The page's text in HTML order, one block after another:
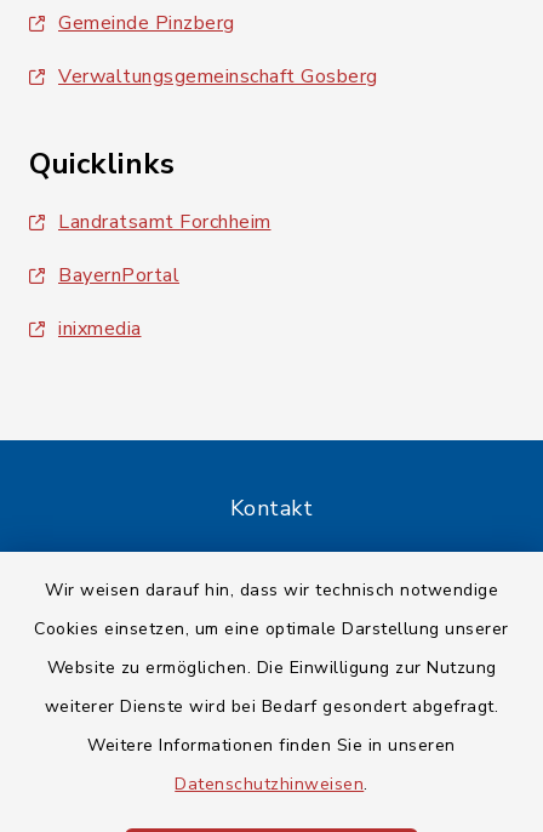
Wir weisen darauf hin, dass wir technisch notwendige
Cookies einsetzen, um eine optimale Darstellung unserer
Website zu ermöglichen. Die Einwilligung zur Nutzung
weiterer Dienste wird bei Bedarf gesondert abgefragt.
Weitere Informationen finden Sie in unseren
Datenschutzhinweisen.
Gemeinde Pinzberg
Verwaltungsgemeinschaft Gosberg
Quicklinks
Landratsamt Forchheim
BayernPortal
inixmedia
Kontakt
Datenschutz
Impressum
Sitemap
Cookie-Einstellungen